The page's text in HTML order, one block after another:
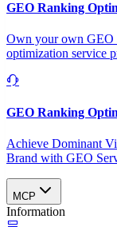
GEO Ranking
Own your own GEO
optimization service
GEO Ranking
Achieve Dominant
Brand with GEO
MCP
Information